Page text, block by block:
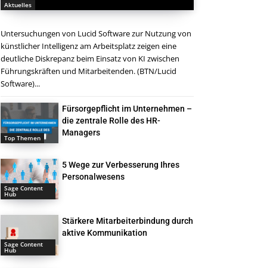
Aktuelles
Untersuchungen von Lucid Software zur Nutzung von
künstlicher Intelligenz am Arbeitsplatz zeigen eine
deutliche Diskrepanz beim Einsatz von KI zwischen
Führungskräften und Mitarbeitenden. (BTN/Lucid
Software)...
Top Themen
Fürsorgepflicht im Unternehmen –
die zentrale Rolle des HR-
Managers
Sage Content
Hub
5 Wege zur Verbesserung Ihres
Personalwesens
Sage Content
Hub
Stärkere Mitarbeiterbindung durch
aktive Kommunikation